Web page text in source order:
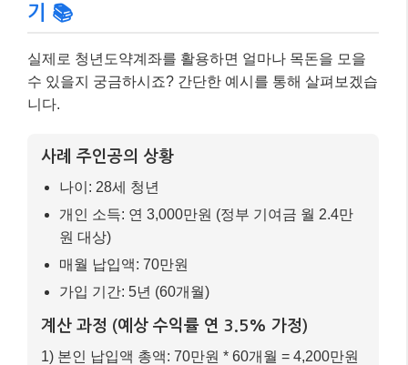
기 📚
실제로 청년도약계좌를 활용하면 얼마나 목돈을 모을
수 있을지 궁금하시죠? 간단한 예시를 통해 살펴보겠습
니다.
사례 주인공의 상황
나이: 28세 청년
개인 소득: 연 3,000만원 (정부 기여금 월 2.4만
원 대상)
매월 납입액: 70만원
가입 기간: 5년 (60개월)
계산 과정 (예상 수익률 연 3.5% 가정)
1) 본인 납입액 총액: 70만원 * 60개월 = 4,200만원